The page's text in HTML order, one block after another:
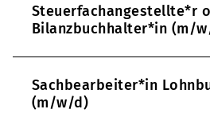
Steuerfachangestellte*r
Bilanzbuchhalter*in (m/
Sachbearbeiter*in
(m/w/d)